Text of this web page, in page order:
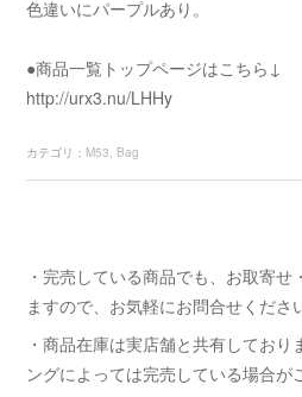
色違いにパープルあり。
●商品一覧トップページはこちら↓
http://urx3.nu/LHHy
カテゴリ ： M53 Bag
・完売している商品でも、お取寄
ますので、お気軽にお問合せくださ
・商品在庫は実店舗と共有しており
ングによっては完売している場合が